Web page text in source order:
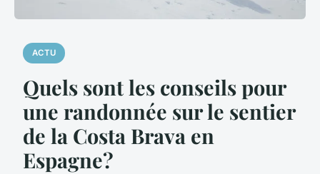
ACTU
Quels sont les conseils pour
une randonnée sur le sentier
de la Costa Brava en
Espagne?